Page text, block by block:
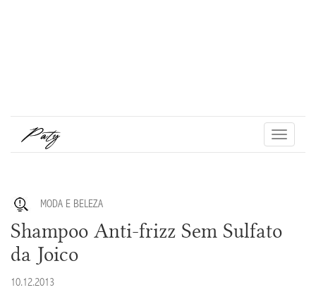
Toggle
MODA E BELEZA
Shampoo Anti-frizz Sem Sulfato
da Joico
10.12.2013